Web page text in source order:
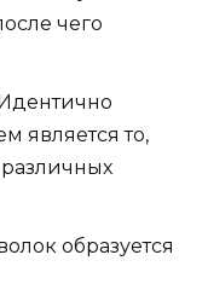
чего
является то,
образуется